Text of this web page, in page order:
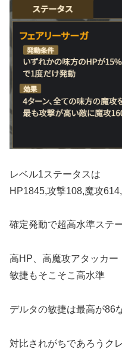
レベル1ステータスは
HP1845,攻撃108,魔攻
確定発動で超高水準ステ
高HP、高魔攻アタッカー
敏捷もそこそこ高水準
デルタの敏捷は最高が86
対比されがちであろうク